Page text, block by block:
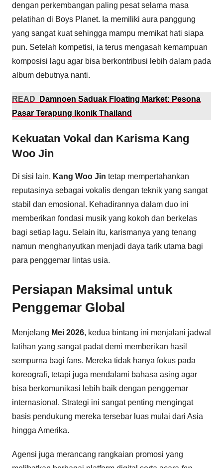
dengan perkembangan paling pesat selama masa
pelatihan di Boys Planet. Ia memiliki aura panggung
yang sangat kuat sehingga mampu memikat hati siapa
pun. Setelah kompetisi, ia terus mengasah kemampuan
komposisi lagu agar bisa berkontribusi lebih dalam pada
album debutnya nanti.
READ
Damnoen Saduak Floating Market: Pesona
Pasar Terapung Ikonik Thailand
Kekuatan Vokal dan Karisma Kang
Woo Jin
Di sisi lain, Kang Woo Jin tetap mempertahankan
reputasinya sebagai vokalis dengan teknik yang sangat
stabil dan emosional. Kehadirannya dalam duo ini
memberikan fondasi musik yang kokoh dan berkelas
bagi setiap lagu. Selain itu, karismanya yang tenang
namun menghanyutkan menjadi daya tarik utama bagi
para penggemar lintas usia.
Persiapan Maksimal untuk
Penggemar Global
Menjelang Mei 2026, kedua bintang ini menjalani jadwal
latihan yang sangat padat demi memberikan hasil
sempurna bagi fans. Mereka tidak hanya fokus pada
koreografi, tetapi juga mendalami bahasa asing agar
bisa berkomunikasi lebih baik dengan penggemar
internasional. Strategi ini sangat penting mengingat
basis pendukung mereka tersebar luas mulai dari Asia
hingga Amerika.
Agensi juga merancang rangkaian promosi yang